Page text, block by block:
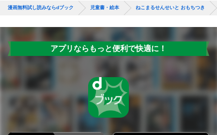
漫画無料試し読みならdブック 児童書・絵本 ねこまるせんせいと おもちつき
アプリならもっと便利で快適に！